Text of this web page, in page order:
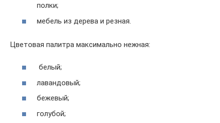
полки;
мебель из дерева и резная.
Цветовая палитра максимально нежная:
белый;
лавандовый;
бежевый;
голубой;